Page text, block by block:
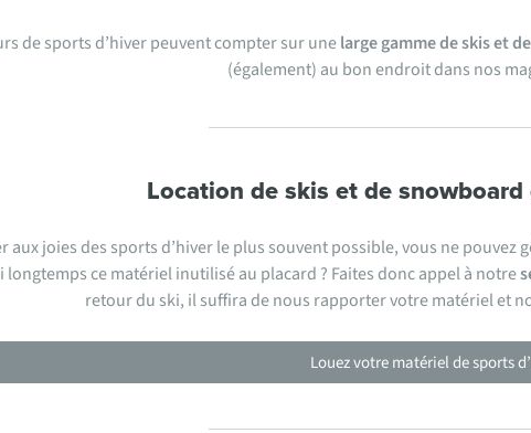
de sports d’hiver peuvent compter sur unelarge gamme de skis et
(également) au bon endroit dans nos
Location de skis et de
aux joies des sports d’hiver le plus souvent possible, vous ne pouvez
longtemps ce matériel inutilisé au placard ? Faites donc appel à notre
retour du ski, il suffira de nous rapporter votre matériel et
Louez votre matériel de sports